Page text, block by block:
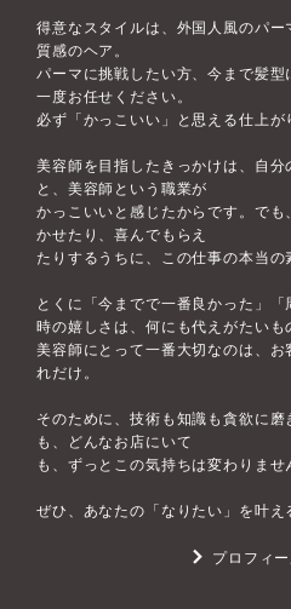
得意なスタイルは、外国人風のパ
質感のヘア。
パーマに挑戦したい方、今まで髪
一度お任せください。
必ず「かっこいい」と思える仕上が
美容師を目指したきっかけは、自分
と、美容師という職業が
かっこいいと感じたからです。で
かせたり、喜んでもらえ
たりするうちに、この仕事の本当の
とくに「今までで一番良かった」
時の嬉しさは、何にも代えがたいも
美容師にとって一番大切なのは、
れだけ。
そのために、技術も知識も貪欲に
も、どんなお店にいて
も、ずっとこの気持ちは変わりませ
ぜひ、あなたの「なりたい」を叶え
プロフィ